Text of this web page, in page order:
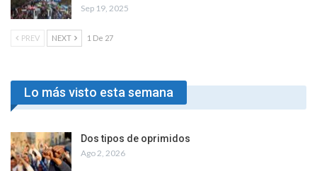
Sep 19, 2025
PREV NEXT 1 De 27
Lo más visto esta semana
Dos tipos de oprimidos
Ago 2, 2026